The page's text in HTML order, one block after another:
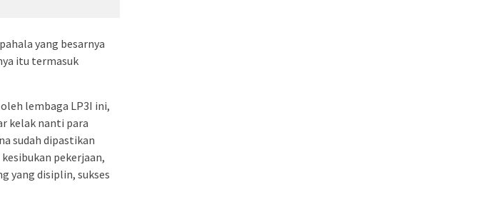
yang besarnya
itu termasuk
lembaga LP3I ini,
kelak nanti para
sudah dipastikan
pekerjaan,
yang disiplin, sukses